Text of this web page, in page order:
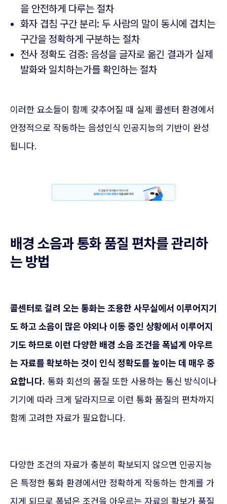
을 안전하게 다루는 절차
화자 겹침 구간 분리: 두 사람의 말이 동시에 겹치는
구간을 정확하게 구분하는 절차
전사 정확도 검증: 음성을 글자로 옮긴 결과가 실제
발화와 일치하는가를 확인하는 절차
이러한 요소들이 함께 갖추어질 때 실제 콜센터 환경에서
안정적으로 작동하는 음성인식 인공지능의 기반이 완성
됩니다.
배경 소음과 통화 품질 편차를 관리하
는 방법
콜센터로 걸려 오는 통화는 조용한 사무실에서 이루어지기
도 하고 소음이 많은 야외나 이동 중인 상황에서 이루어지
기도 하므로 이런 다양한 배경 소음 조건을 폭넓게 아우르
는 자료를 확보하는 것이 인식 정확도를 높이는 데 매우 중
요합니다. 통화 회선의 품질 또한 사용하는 통신 방식이나
기기에 따라 크게 달라지므로 이런 통화 품질의 편차까지
함께 고려한 자료가 필요합니다.
다양한 조건의 자료가 충분히 확보되지 않으면 인공지능
은 특정한 통화 환경에서만 정확하게 작동하는 한계를 가
지게 되므로 폭넓은 조건을 아우르는 자료의 확보가 품질